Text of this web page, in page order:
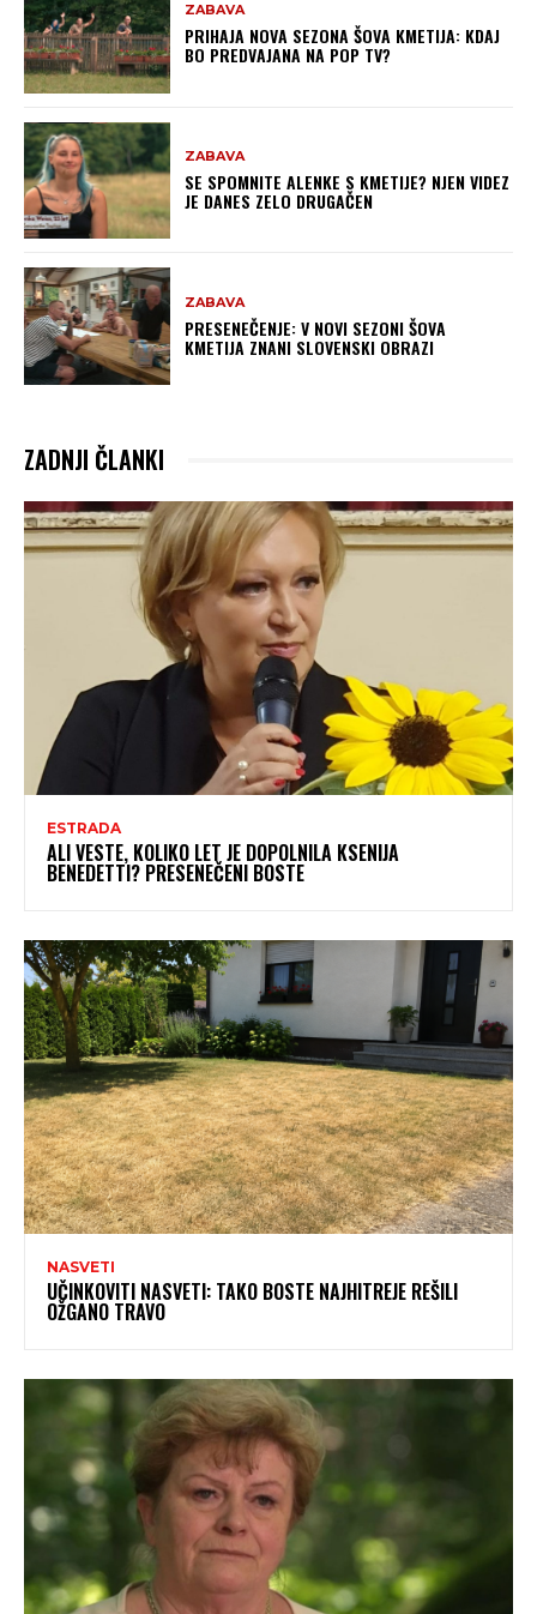
ZABAVA
PRIHAJA NOVA SEZONA ŠOVA KMETIJA: KDAJ
BO PREDVAJANA NA POP TV?
ZABAVA
SE SPOMNITE ALENKE S KMETIJE? NJEN VIDEZ
JE DANES ZELO DRUGAČEN
ZABAVA
PRESENEČENJE: V NOVI SEZONI ŠOVA
KMETIJA ZNANI SLOVENSKI OBRAZI
ZADNJI ČLANKI
ESTRADA
ALI VESTE, KOLIKO LET JE DOPOLNILA KSENIJA
BENEDETTI? PRESENEČENI BOSTE
NASVETI
UČINKOVITI NASVETI: TAKO BOSTE NAJHITREJE REŠILI
OŽGANO TRAVO